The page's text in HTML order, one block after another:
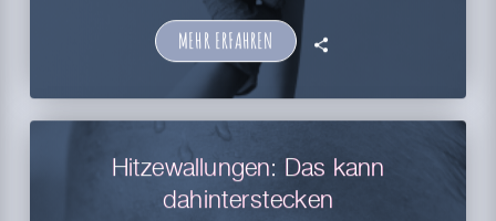
MEHR ERFAHREN 🗣
Hitzewallungen: Das kann
dahinterstecken